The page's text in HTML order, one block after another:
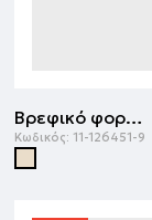
Βρεφικό φορμάκι | ΒΑΝΙΛΙΑ
Κωδικός: 11-126451-9